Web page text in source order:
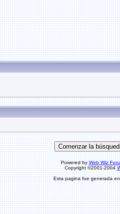
Powered by Web Wiz
Copyright ©2001-2004
Esta pagina fue generada